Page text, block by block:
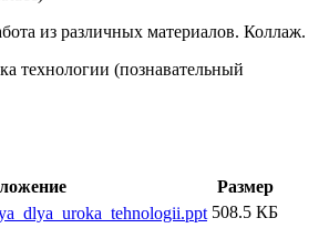
из различных материалов. Коллаж.
технологии (познавательный
Размер
508.5 КБ